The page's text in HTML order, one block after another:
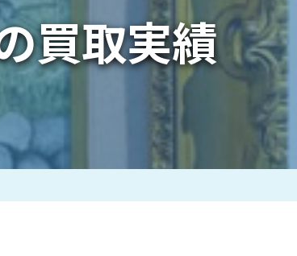
器買取
術品買取
・ウォッチ買取
買取実績